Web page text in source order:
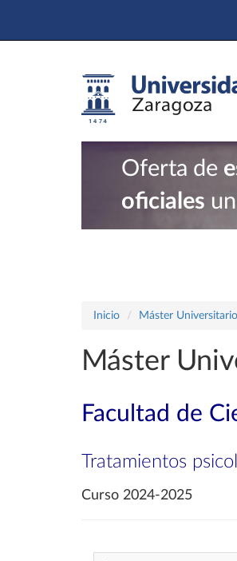
Oferta de
oficiales
Inicio Máster
Máster
Facultad de
Tratamientos
Curso 2024-2025